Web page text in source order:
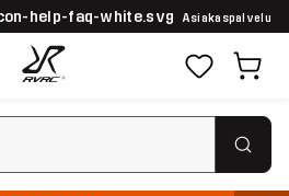
Asiakaspalvelu